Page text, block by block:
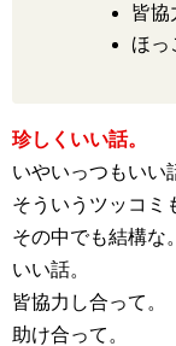
皆協
ほっ
珍しくいい話。
いやいっつもいい
そういうツッコミ
その中でも結構な。
いい話。
皆協力し合って。
助け合って。